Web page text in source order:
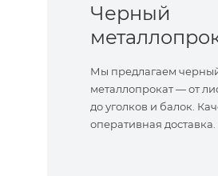
Черный
Мы предлагаем
металлопрокат — от
до уголков и балок.
оперативная доставка.